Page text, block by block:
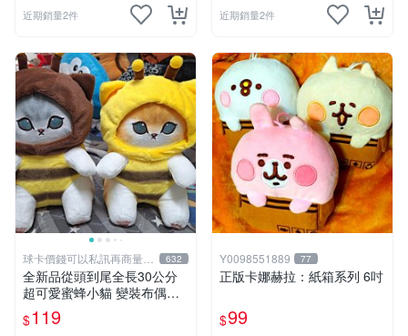
近期銷量2件 近期銷量2件
球卡價錢可以私訊再商量喔 632
全新品從頭到尾全長30公分
超可愛蜜蜂小貓 變裝布偶娃
娃 靠墊抱枕 可愛玩偶娃娃 舒
壓療癒小朋友禮物生日禮物交
$119
Y0098551889 77
正版卡娜赫拉：紙箱系列 6吋
$99